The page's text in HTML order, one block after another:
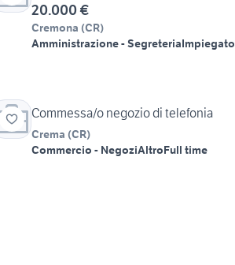
20.000 €
Cremona (CR)
Amministrazione - SegreteriaImpiegato
Commessa/o negozio di telefonia
Crema (CR)
Commercio - NegoziAltroFull time